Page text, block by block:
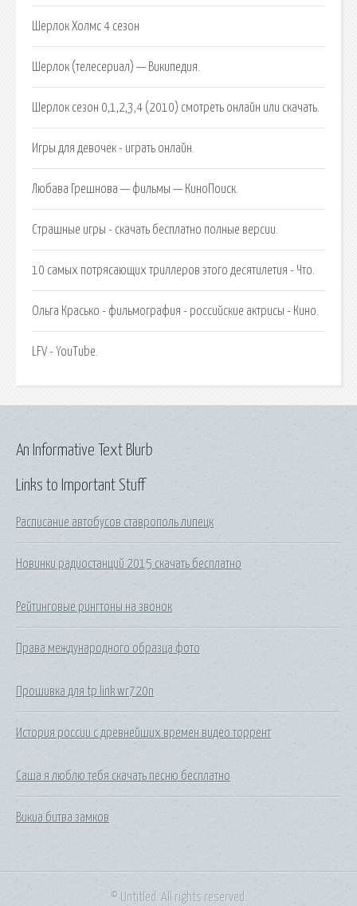
Шерлок Холмс 4 сезон
Шерлок (телесериал) — Википедия.
Шерлок сезон 0,1,2,3,4 (2010) смотреть онлайн или скачать.
Игры для девочек - играть онлайн.
Любава Грешнова — фильмы — КиноПоиск.
Страшные игры - скачать бесплатно полные версии.
10 самых потрясающих триллеров этого десятилетия - Что.
Ольга Красько - фильмография - российские актрисы - Кино.
LFV - YouTube.
Links to Important Stuff
Расписание автобусов ставрополь липецк
Новинки радиостанций 2015 скачать бесплатно
Рейтинговые рингтоны на звонок
Права международного образца фото
Прошивка для tp link wr720n
История россии с древнейших времен видео торрент
Саша я люблю тебя скачать песню бесплатно
Викиа битва замков
An Informative Text Blurb
© Untitled. All rights reserved.